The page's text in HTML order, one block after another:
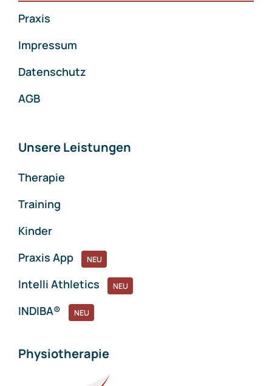
Physiotherapie
Unsere Leistungen
Therapie
Training
Kinder
Praxis App
NEU
Intelli Athletics NEU
INDIBA® NEU
Praxis
Impressum
Datenschutz
AGB